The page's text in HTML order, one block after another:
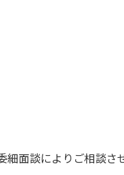
面談によりご相談さ